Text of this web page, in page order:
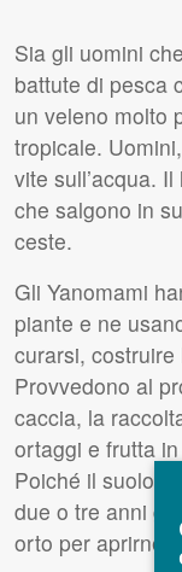
Sia gli uomini
battute di pesca
un veleno molto
tropicale.
vite sull’acqua.
che salgono in
ceste.
Gli Yanomami
piante e ne
curarsi,
Provvedono al
caccia, la
ortaggi e frutta
Poiché il suolo
due o tre anni gli
orto per aprirne